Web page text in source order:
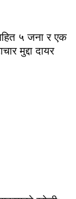
५ जना र एक
मुद्दा दायर